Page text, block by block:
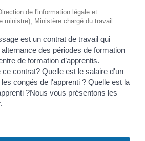
de l'information légale et
ministre), Ministère chargé du travail
est un contrat de travail qui
des périodes de formation
de formation d’apprentis.
contrat? Quelle est le salaire d'un
congés de l'apprenti ? Quelle est la
?Nous vous présentons les